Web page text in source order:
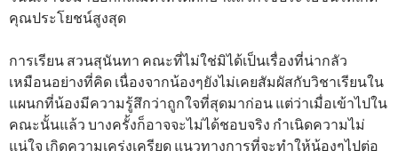
คุณประโยชน์สูงสุด
การเรียน สวนสุนันทา คณะที่ไม่ใช่มิได้เป็นเรื่องที่น่ากลัว
เหมือนอย่างที่คิด เนื่องจากน้องๆยังไม่เคยสัมผัสกับวิชาเรียนใน
แผนกที่น้องมีความรู้สึกว่าถูกใจที่สุดมาก่อน แต่ว่าเมื่อเข้าไปใน
คณะนั้นแล้ว บางครั้งก็อาจจะไม่ได้ชอบจริง กำเนิดความไม่
แน่ใจ เกิดความเคร่งเครียด แนวทางการที่จะทำให้น้องๆไปต่อ